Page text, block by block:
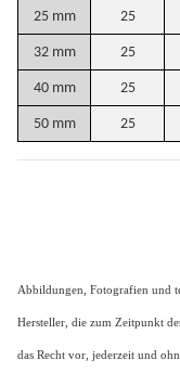
25 mm 25
32 mm 25
40 mm 25
50 mm 25
Abbildungen, Fotografien und
Hersteller, die zum Zeitpunkt
das Recht vor, jederzeit und